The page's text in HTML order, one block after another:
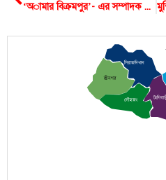
‘অামার বিক্রমপুর’- এর সম্পাদক হিসেবে যোগ দিলেন অ্যাডভোকেট কাউসার
শ্রীনগর
সিরাজদিখান
লৌহজং